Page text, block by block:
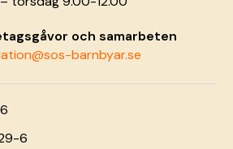
och samarbeten
barnbyar.se
6